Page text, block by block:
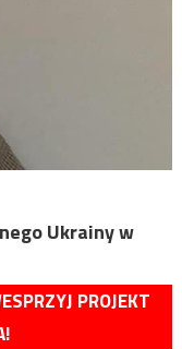
Ukrainy w
PROJEKT